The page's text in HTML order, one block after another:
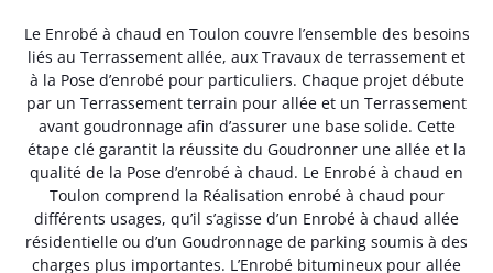
Le Enrobé à chaud en Toulon couvre l’ensemble des besoins
liés au Terrassement allée, aux Travaux de terrassement et
à la Pose d’enrobé pour particuliers. Chaque projet débute
par un Terrassement terrain pour allée et un Terrassement
avant goudronnage afin d’assurer une base solide. Cette
étape clé garantit la réussite du Goudronner une allée et la
qualité de la Pose d’enrobé à chaud. Le Enrobé à chaud en
Toulon comprend la Réalisation enrobé à chaud pour
différents usages, qu’il s’agisse d’un Enrobé à chaud allée
résidentielle ou d’un Goudronnage de parking soumis à des
charges plus importantes. L’Enrobé bitumineux pour allée